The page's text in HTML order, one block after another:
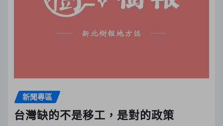
新聞專區
台灣缺的不是移工，是對的政策